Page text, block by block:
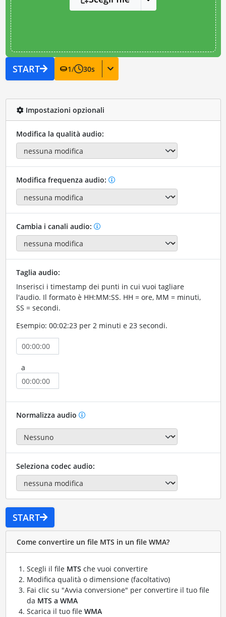
START 1/ 30s
Impostazioni opzionali
Modifica la qualità audio:
Modifica frequenza audio:
Cambia i canali audio:
Taglia audio:
Inserisci i timestamp dei punti in cui vuoi tagliare
l'audio. Il formato è HH:MM:SS. HH = ore, MM = minuti,
SS = secondi.
Esempio: 00:02:23 per 2 minuti e 23 secondi.
a
Normalizza audio
Seleziona codec audio:
START
Come convertire un file MTS in un file WMA?
Scegli il file MTS che vuoi convertire
Modifica qualità o dimensione (facoltativo)
Fai clic su "Avvia conversione" per convertire il tuo file
da MTS a WMA
Scarica il tuo file WMA